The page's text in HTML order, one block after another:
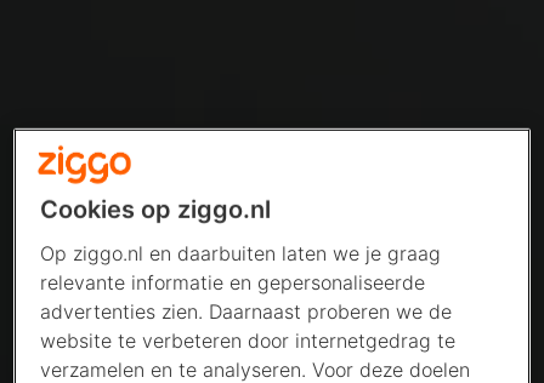
Cookies op ziggo.nl
Op ziggo.nl en daarbuiten laten we je graag
relevante informatie en gepersonaliseerde
advertenties zien. Daarnaast proberen we de
website te verbeteren door internetgedrag te
verzamelen en te analyseren. Voor deze doelen